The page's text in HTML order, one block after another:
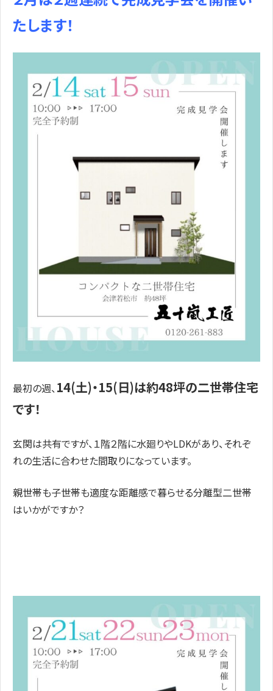
たします！
最初の週、14(土)・15(日)は約48坪の二世帯住宅
です！
玄関は共有ですが、１階２階に水廻りやLDKがあり、それぞ
れの生活に合わせた間取りになっています。
親世帯も子世帯も適度な距離感で暮らせる分離型二世帯
はいかがですか？